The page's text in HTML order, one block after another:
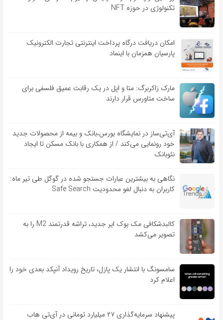
تکنولوژی در حوزه NFT
امکان دریافت درگاه پرداخت اینترنتی تجارت الکترونیک
پارسیان همزمان با اینماد
مارک زاکربرگ: متا و اپل در یک رقابت عمیق فلسفی برای
ساخت متاورس قرار دارند
آی‌تی‌ساز در نمایشگاه بورس،بانک و بیمه از محصولات جدید
خود رونمایی می‌کند / از همکاری با بانک مسکن تا ایجاد
نئوبانک
نگاهی به بیشترین عبارات جستجو شده در گوگل طی تیر ماه:
کاربران به دنبال لغو محدودیت Safe Search
کالبدشکافی مک بوک ایر جدید، تراشه قدرتمند M2 را به
تصویر می‌کشد
سامسونگ با انتشار یک پازل، تاریخ رویداد آنپکد بعدی خود را
اعلام کرد
پیشنهاد سرمایه‌گذاری ۲۷ میلیارد تومانی در آی‌تی هاب